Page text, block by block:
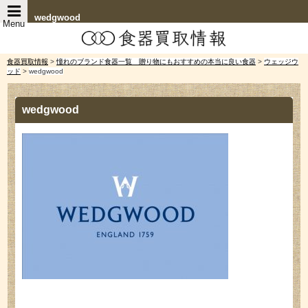
wedgwood
Menu
食器買取情報 > 憧れのブランド食器一覧 贈り物にもおすすめの本当に良い食器 > ウェッジウ
ッド > wedgwood
wedgwood